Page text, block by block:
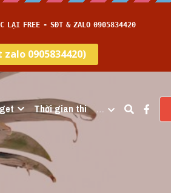
Thời gian thi …